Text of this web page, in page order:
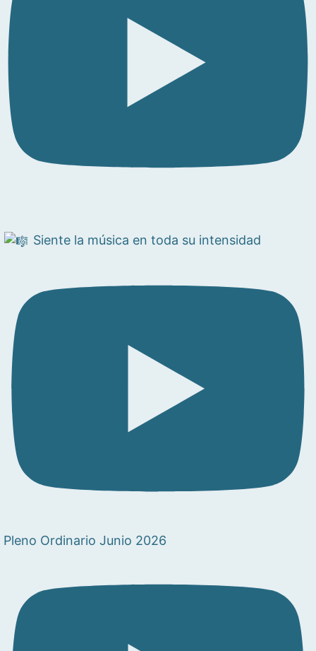
Siente la música en toda su intensidad
Pleno Ordinario Junio 2026